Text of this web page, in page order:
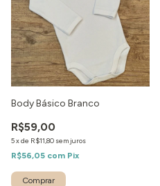
Body Básico Branco
R$59,00
5xde R$11,80 sem juros
R$56,05 com Pix
Comprar